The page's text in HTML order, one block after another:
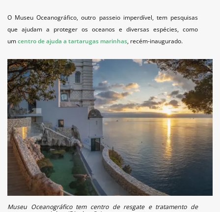
O Museu Oceanográfico, outro passeio imperdível, tem pesquisas
que ajudam a proteger os oceanos e diversas espécies, como
umcentro de ajuda a tartarugas marinhas, recém-inaugurado.
Museu Oceanográfico tem centro de resgate e tratamento de